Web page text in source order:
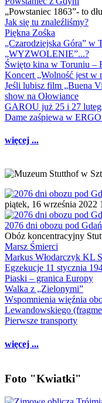
„Powstaniec 1863”- to
Jak się tu znaleźliśmy?
Piękna Zośka
„Czarodziejska Góra” w
„WYZWOLENIE”...?
Święto kina w Toruniu –
Koncert „Wolność jest w
Jeśli lubisz film „Buena
show na Ołowiance
GAROU już 25 i 27
Dame zaśpiewa w
więcej ...
piątek, 16 września 2022
2076 dni obozu pod
Obóz koncentracyjny
Marsz Śmierci
Markus Włodarczyk KL
Egzekucje 11 stycznia
Piaski – granica Europy
Walka z „Zielonymi”
Wspomnienia więźnia
Lewandowskiego
Pierwsze transporty
więcej ...
Foto "Kwiatki"